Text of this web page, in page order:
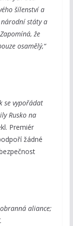
šílenství a
státy a
že
osamělý,“
se vypořádat
Rusko na
Premiér
žádné
aliance;